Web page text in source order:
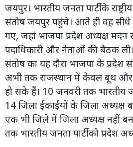
जयपुर। भारतीय जनता पार्टी के
संतोष जयपुर पहुंचे। आते ही वह सीधे
गए, जहां भाजपा प्रदेश अध्यक्ष मदन
पदाधिकारी और नेताओं की बैठक
संतोष का यह दौरा भाजपा के प्रदेश
अभी तक राजस्थान में केवल बूथ और
हो सके हैं। 10 जनवरी तक भारतीय
14 जिला ईकाईयों के जिला
एक भी जिले में जिला अध्यक्ष नहीं
तक भारतीय जनता पार्टी को प्रदेश